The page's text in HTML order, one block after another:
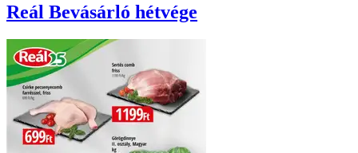
Reál Bevásárló hétvége